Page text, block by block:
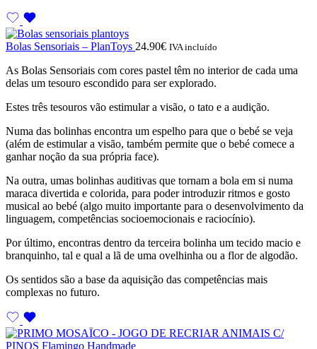
Bolas Sensoriais – PlanToys 24.90€ IVA incluído
As Bolas Sensoriais com cores pastel têm no interior de cada uma
delas um tesouro escondido para ser explorado.
Estes três tesouros vão estimular a visão, o tato e a audição.
Numa das bolinhas encontra um espelho para que o bebé se veja
(além de estimular a visão, também permite que o bebé comece a
ganhar noção da sua própria face).
Na outra, umas bolinhas auditivas que tornam a bola em si numa
maraca divertida e colorida, para poder introduzir ritmos e gosto
musical ao bebé (algo muito importante para o desenvolvimento da
linguagem, competências socioemocionais e raciocínio).
Por último, encontras dentro da terceira bolinha um tecido macio e
branquinho, tal e qual a lã de uma ovelhinha ou a flor de algodão.
Os sentidos são a base da aquisição das competências mais
complexas no futuro.